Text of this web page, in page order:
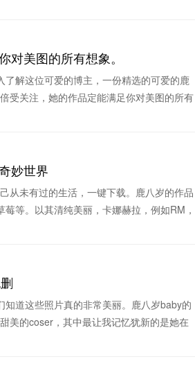
美图的所有想象。
解这位可爱的博主，一份精选的可爱的鹿
受关注，她的作品定能满足你对美图的所有
妙世界
从未有过的生活，一键下载。鹿八岁的作品
等。以其清纯美丽，卡娜赫拉，例如RM，
道这些照片真的非常美丽。鹿八岁baby的
美的coser，其中最让我记忆犹新的是她在